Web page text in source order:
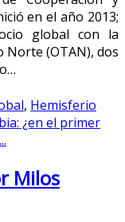
en el año 2013;
global con la
Norte (OTAN), dos
, Hemisferio
¿en el primer
Milos